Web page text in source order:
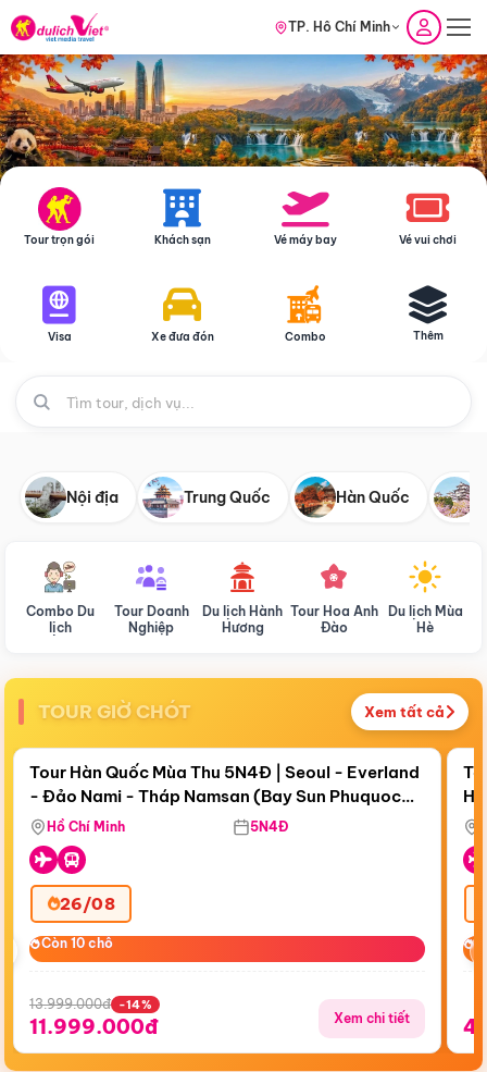
TP. Hồ Chí Minh
Tour trọn gói Khách sạn Vé máy bay Vé vui chơi
Visa Xe đưa đón Combo Thêm
Nội địa Trung Quốc Hàn Quốc
Combo Du
lịch
Tour Doanh
Nghiệp
Du lịch Hành
Hương
Tour Hoa Anh
Đào
Du lịch Mùa
Hè
TOUR GIỜ CHÓT Xem tất cả
Còn19 ngày 12:45:17
Điểm nổi bật
Tour Hàn Quốc Mùa Thu 5N4Đ | Seoul - Everland
- Đảo Nami - Tháp Namsan (Bay Sun Phuquoc
Airways)
Hồ Chí Minh 5N4Đ
26/08
Còn 10 chỗ
Còn 10 chỗ
13.999.000đ -14%
11.999.000đ Xem chi tiết